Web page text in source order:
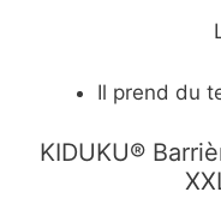
Il prend du
KIDUKU®